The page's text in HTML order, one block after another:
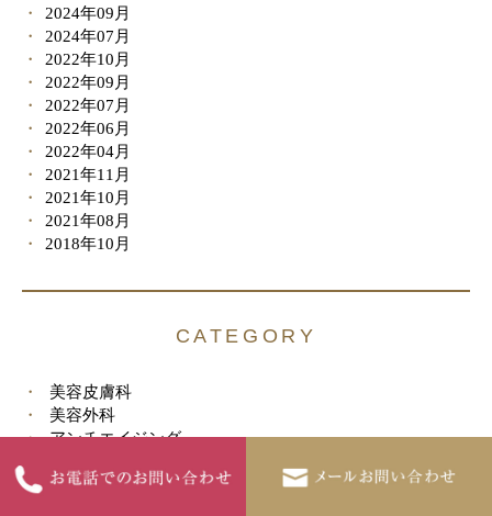
2024年09月
2024年07月
2022年10月
2022年09月
2022年07月
2022年06月
2022年04月
2021年11月
2021年10月
2021年08月
2018年10月
CATEGORY
美容皮膚科
美容外科
アンチエイジング
ダイエット